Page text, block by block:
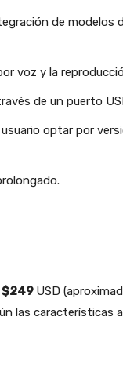
de modelos
voz y la
de un puerto
optar por
$249 USD
las características